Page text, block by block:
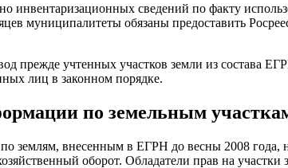
инвентаризационных сведений по факту
муниципалитеты обязаны предоставить
прежде учтенных участков земли из состава
лиц в законном порядке.
по земельным
землям, внесенным в ЕГРН до весны 2008 года,
оборот. Обладатели прав на